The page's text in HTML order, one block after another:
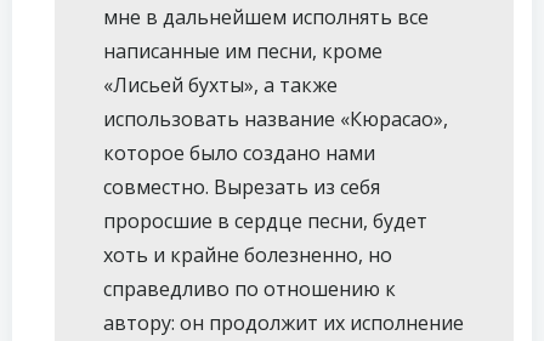
мне в дальнейшем исполнять все
написанные им песни, кроме
«Лисьей бухты», а также
использовать название «Кюрасао»,
которое было создано нами
совместно. Вырезать из себя
проросшие в сердце песни, будет
хоть и крайне болезненно, но
справедливо по отношению к
автору: он продолжит их исполнение